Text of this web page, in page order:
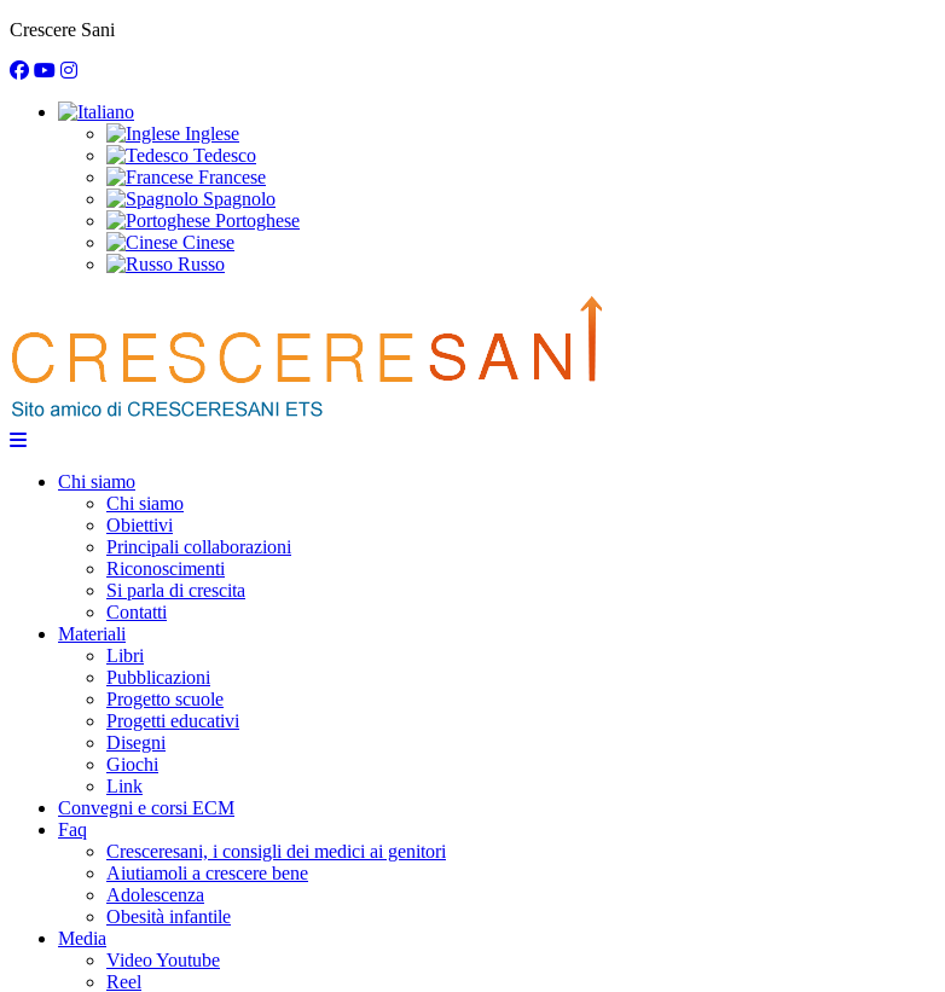
Crescere Sani
Inglese
Tedesco
Francese
Spagnolo
Portoghese
Cinese
Russo
Chi siamo
Chi siamo
Obiettivi
Principali collaborazioni
Riconoscimenti
Si parla di crescita
Contatti
Materiali
Libri
Pubblicazioni
Progetto scuole
Progetti educativi
Disegni
Giochi
Link
Convegni e corsi ECM
Faq
Cresceresani, i consigli dei medici ai genitori
Aiutiamoli a crescere bene
Adolescenza
Obesità infantile
Media
Video Youtube
Reel